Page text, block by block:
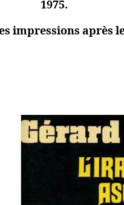
1975.
impressions après